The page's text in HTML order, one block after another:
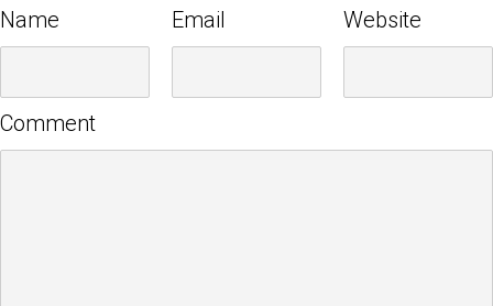
Name Email Website
Comment